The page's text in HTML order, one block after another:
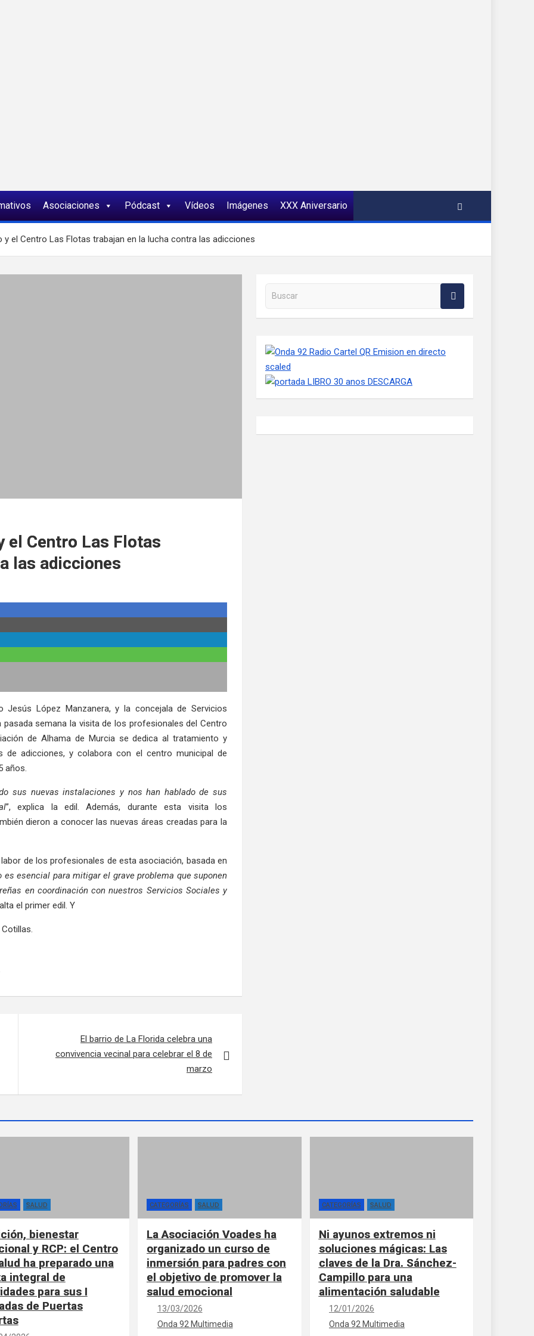
Asociaciones Pódcast Vídeos Imágenes XXX Aniversario
y el Centro Las Flotas trabajan en la lucha contra las adicciones
el Centro Las Flotas
las adicciones
Jesús López Manzanera, y la concejala de Servicios
semana la visita de los profesionales del Centro
de Alhama de Murcia se dedica al tratamiento y
de adicciones, y colabora con el centro municipal de
años.
sus nuevas instalaciones y nos han hablado de sus
”, explica la edil. Además, durante esta visita los
dieron a conocer las nuevas áreas creadas para la
de los profesionales de esta asociación, basada en
es esencial para mitigar el grave problema que suponen
en coordinación con nuestros Servicios Sociales y
el primer edil. Y
El barrio de La Florida celebra una
convivencia vecinal para celebrar el 8 de
marzo
Buscar en la web
SALUD
bienestar
y RCP: el Centro
ha preparado una
integral de
para sus I
de Puertas
CATEGORÍAS SALUD
La Asociación Voades ha
organizado un curso de
inmersión para padres con
el objetivo de promover la
salud emocional
13/03/2026
Onda 92 Multimedia
CATEGORÍAS SALUD
Ni ayunos extremos ni
soluciones mágicas: Las
claves de la Dra. Sánchez-
Campillo para una
alimentación saludable
12/01/2026
Onda 92 Multimedia